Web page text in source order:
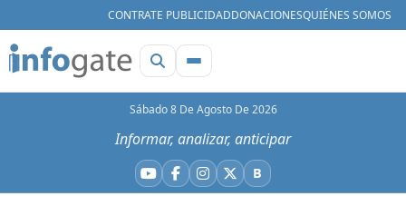
CONTRATE PUBLICIDADDONACIONESQUIÉNES SOMOS
Sábado 8 De Agosto De 2026
Informar, analizar, anticipar
YouTube
Facebook
Instagram
X BBluesky